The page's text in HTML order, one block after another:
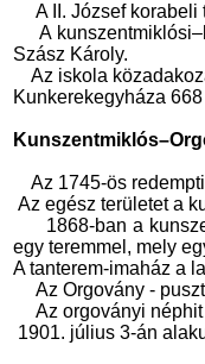
A II. József
A
Szász Károly.
Az iskola
Kunkerekegyháza
Az 1745-ös
Az egész területet a
1868-ban a
egy teremmel, mely
A tanterem-imaház a
Az Orgovány -
Az orgoványi
1901. július 3-án